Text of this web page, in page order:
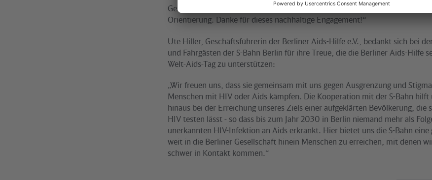
Geschlechts, unterschiedlichster sozialer Herkunft, Weltanschauung und
Orientierung. Danke für dieses nachhaltige Engagement!“
Ute Hiller, Geschäftsführerin der Berliner Aids-Hilfe e.V., bedankt sich bei
und Fahrgästen der S-Bahn Berlin für ihre Treue, die die Berliner Aids-Hilfe
Welt-Aids-Tag zu unterstützen:
„Wir freuen uns, dass sie gemeinsam mit uns gegen Ausgrenzung und
Menschen mit HIV oder Aids kämpfen. Die Kooperation mit der S-Bahn hilft
hinaus bei der Erreichung unseres Ziels einer aufgeklärten Bevölkerung, die
HIV testen lässt - so dass bis zum Jahr 2030 in Berlin niemand mehr als
unerkannten HIV-Infektion an Aids erkrankt. Hier bietet uns die S-Bahn
weit in die Berliner Gesellschaft hinein Menschen zu erreichen, mit denen
schwer in Kontakt kommen.“